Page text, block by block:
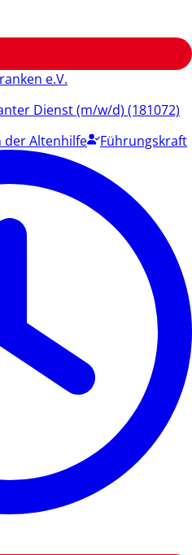
e.V.
Dienst (m/w/d) (181072)
der Altenhilfe Führungskraft